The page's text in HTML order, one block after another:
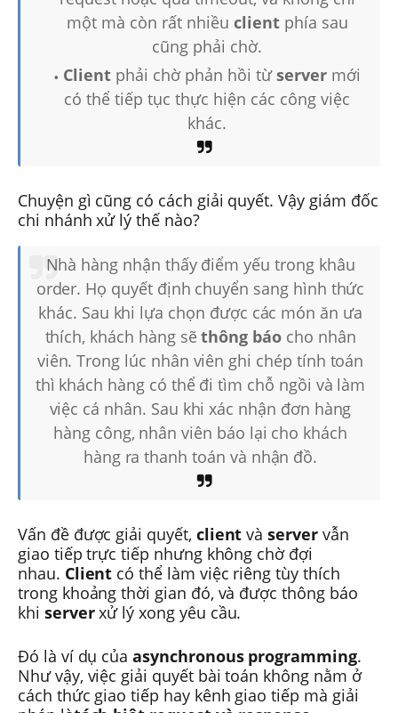
một mà còn rất nhiều clientphía sau
cũng phải chờ.
Clientphải chờ phản hồi từservermới
có thể tiếp tục thực hiện các công việc
khác.
Chuyện gì cũng có cách giải quyết. Vậy giám đốc
chi nhánh xử lý thế nào?
Nhà hàng nhận thấy điểm yếu trong khâu
order. Họ quyết định chuyển sang hình thức
khác. Sau khi lựa chọn được các món ăn ưa
thích, khách hàng sẽthông báocho nhân
viên. Trong lúc nhân viên ghi chép tính toán
thì khách hàng có thể đi tìm chỗ ngồi và làm
việc cá nhân. Sau khi xác nhận đơn hàng
hàng công, nhân viên báo lại cho khách
hàng ra thanh toán và nhận đồ.
Vấn đề được giải quyết, client vàservervẫn
giao tiếp trực tiếp nhưng không chờ đợi
nhau. Client có thể làm việc riêng tùy thích
trong khoảng thời gian đó, và được thông báo
khi serverxử lý xong yêu cầu.
Đó là ví dụ củaasynchronous programming.
Như vậy, việc giải quyết bài toán không nằm ở
cách thức giao tiếp hay kênh giao tiếp mà giải